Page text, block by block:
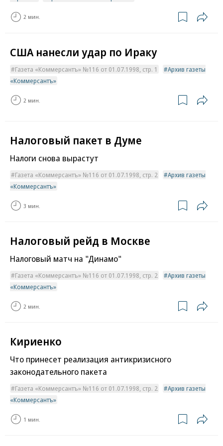
2 мин.
США нанесли удар по Ираку
Газета «Коммерсантъ» №116 от 01.07.1998, стр. 1
Архив газеты
«Коммерсантъ»
2 мин.
Налоговый пакет в Думе
Налоги снова вырастут
Газета «Коммерсантъ» №116 от 01.07.1998, стр. 2
Архив газеты
«Коммерсантъ»
3 мин.
Налоговый рейд в Москве
Налоговый матч на "Динамо"
Газета «Коммерсантъ» №116 от 01.07.1998, стр. 2
Архив газеты
«Коммерсантъ»
2 мин.
Кириенко
Что принесет реализация антикризисного
законодательного пакета
Газета «Коммерсантъ» №116 от 01.07.1998, стр. 2
Архив газеты
«Коммерсантъ»
1 мин.